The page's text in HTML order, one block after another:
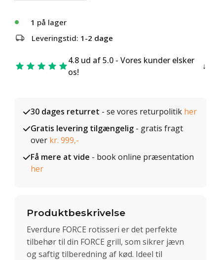
1 på lager
Leveringstid: 1-2 dage
4.8 ud af 5.0 - Vores kunder elsker
os!
30 dages returret - se vores returpolitik her
Gratis levering tilgængelig - gratis fragt
over kr. 999,-
Få mere at vide - book online præsentation
her
Produktbeskrivelse
Everdure FORCE rotisseri er det perfekte
tilbehør til din FORCE grill, som sikrer jævn
og saftig tilberedning af kød. Ideel til